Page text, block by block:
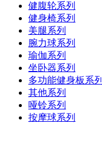
健腹轮系列
健身椅系列
美腿系列
腕力球系列
瑜伽系列
坐卧器系列
多功能健身板系列
其他系列
哑铃系列
按摩球系列